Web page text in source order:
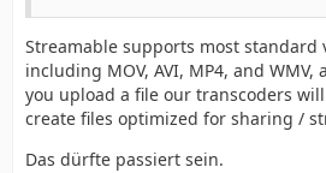
Streamable supports most standard
including MOV, AVI, MP4, and WMV,
you upload a file our transcoders
create files optimized for sharing /
Das dürfte passiert sein.